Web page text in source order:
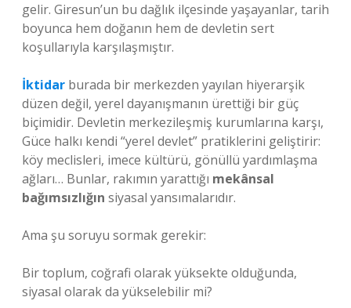
gelir. Giresun’un bu dağlık ilçesinde yaşayanlar, tarih
boyunca hem doğanın hem de devletin sert
koşullarıyla karşılaşmıştır.
İktidar burada bir merkezden yayılan hiyerarşik
düzen değil, yerel dayanışmanın ürettiği bir güç
biçimidir. Devletin merkezileşmiş kurumlarına karşı,
Güce halkı kendi “yerel devlet” pratiklerini geliştirir:
köy meclisleri, imece kültürü, gönüllü yardımlaşma
ağları… Bunlar, rakımın yarattığı mekânsal
bağımsızlığın siyasal yansımalarıdır.
Ama şu soruyu sormak gerekir:
Bir toplum, coğrafi olarak yüksekte olduğunda,
siyasal olarak da yükselebilir mi?